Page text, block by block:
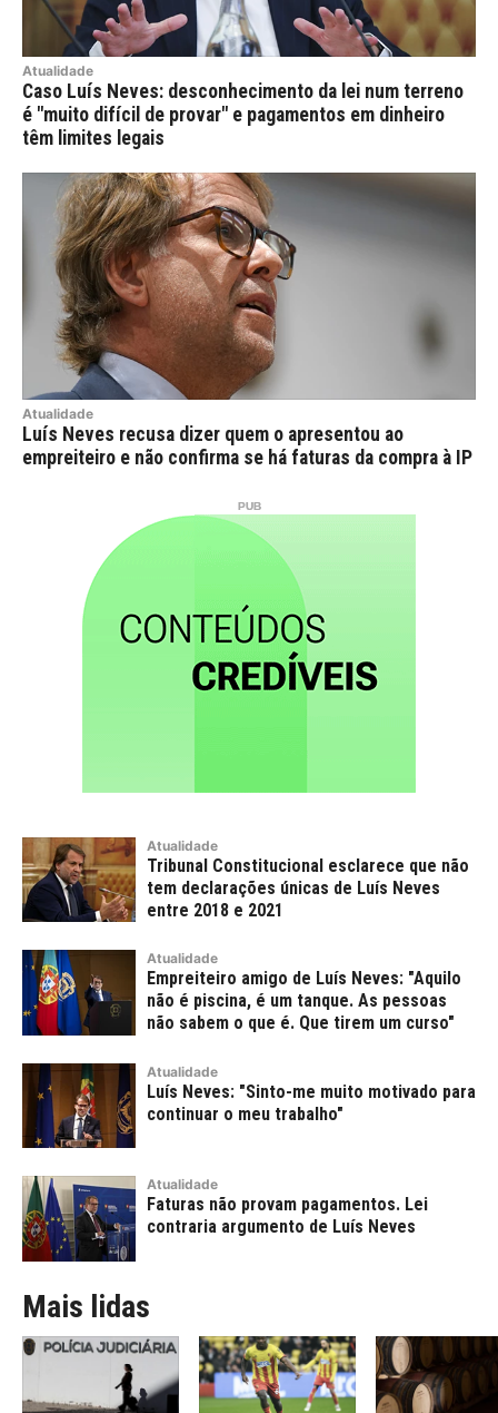
Atualidade
Caso Luís Neves: desconhecimento da lei num terreno
é "muito difícil de provar" e pagamentos em dinheiro
têm limites legais
Atualidade
Luís Neves recusa dizer quem o apresentou ao
empreiteiro e não confirma se há faturas da compra à IP
Atualidade
Tribunal Constitucional esclarece que não
tem declarações únicas de Luís Neves
entre 2018 e 2021
Atualidade
Empreiteiro amigo de Luís Neves: "Aquilo
não é piscina, é um tanque. As pessoas
não sabem o que é. Que tirem um curso"
Atualidade
Luís Neves: "Sinto-me muito motivado para
continuar o meu trabalho"
Atualidade
Faturas não provam pagamentos. Lei
contraria argumento de Luís Neves
Mais lidas